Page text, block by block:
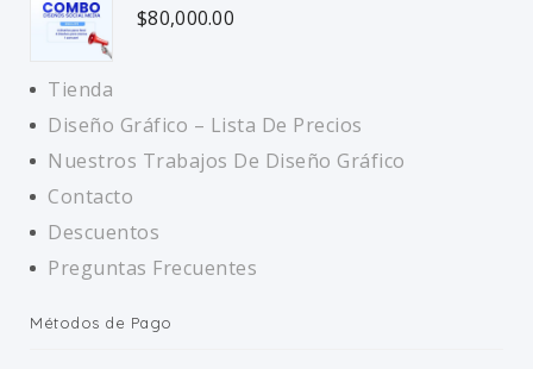
$80,000.00
Tienda
Diseño Gráfico – Lista De Precios
Nuestros Trabajos De Diseño Gráfico
Contacto
Descuentos
Preguntas Frecuentes
Métodos de Pago